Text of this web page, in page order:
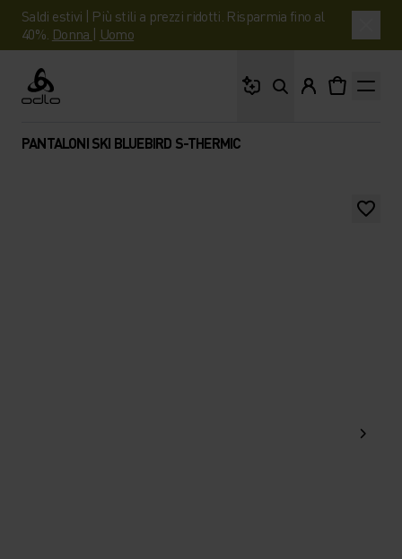
Saldi estivi | Più stili a prezzi ridotti. Risparmia fino al
40%. Donna | Uomo
Odlo
PANTALONI SKI BLUEBIRD S-THERMIC